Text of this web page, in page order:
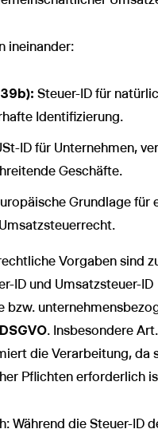
ineinander:
Steuer-ID für
Identifizierung.
ID für Unternehmen,
Geschäfte.
Grundlage für
Vorgaben sind
ID und Umsatzsteuer-ID
bzw.
DSGVO. Insbesondere
die Verarbeitung, da
Pflichten erforderlich
Während die Steuer-ID